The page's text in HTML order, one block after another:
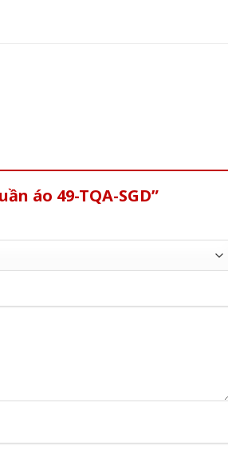
áo 49-TQA-SGD”